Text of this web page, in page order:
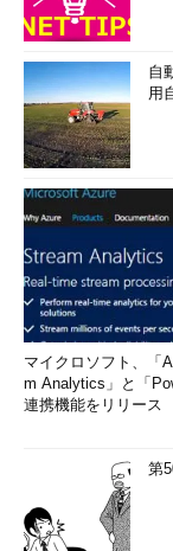
自
用
マイクロソフト、「
m Analytics」と「
連携機能をリリース
第